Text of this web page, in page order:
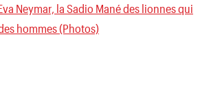
Neymar, la Sadio Mané des lionnes qui
hommes (Photos)